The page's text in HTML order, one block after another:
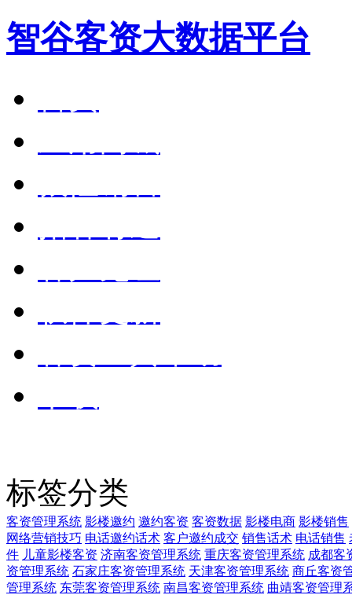
智谷客资大数据平台
标签分类
客资管理系统 影楼邀约 邀约客资 客资数据 影楼电商 影楼销售
网络营销技巧 电话邀约话术 客户邀约成交 销售话术 电话销售
件 儿童影楼客资 济南客资管理系统 重庆客资管理系统 成都客
资管理系统 石家庄客资管理系统 天津客资管理系统 商丘客资
管理系统 东莞客资管理系统 南昌客资管理系统 曲靖客资管理